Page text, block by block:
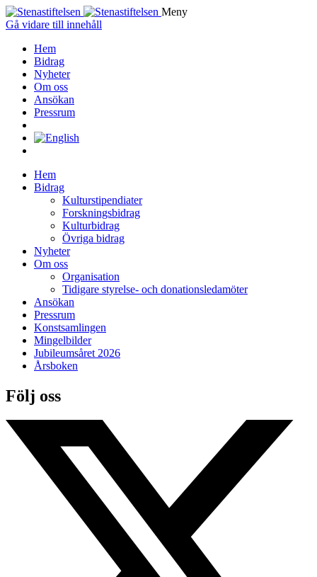
Meny
Gå vidare till innehåll
Hem
Bidrag
Nyheter
Om oss
Ansökan
Pressrum
Hem
Bidrag
Kulturstipendiater
Forskningsbidrag
Kulturbidrag
Övriga bidrag
Nyheter
Om oss
Organisation
Tidigare styrelse- och donationsledamöter
Ansökan
Pressrum
Konstsamlingen
Mingelbilder
Jubileumsåret 2026
Årsboken
Följ oss